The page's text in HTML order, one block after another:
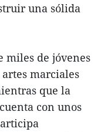
una sólida
miles de jóvenes
marciales
que la
con unos